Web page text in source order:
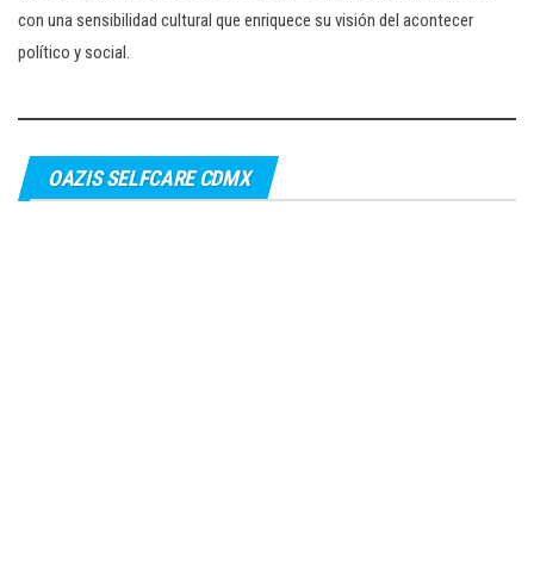
con una sensibilidad cultural que enriquece su visión del acontecer
político y social.
OAZIS SELFCARE CDMX